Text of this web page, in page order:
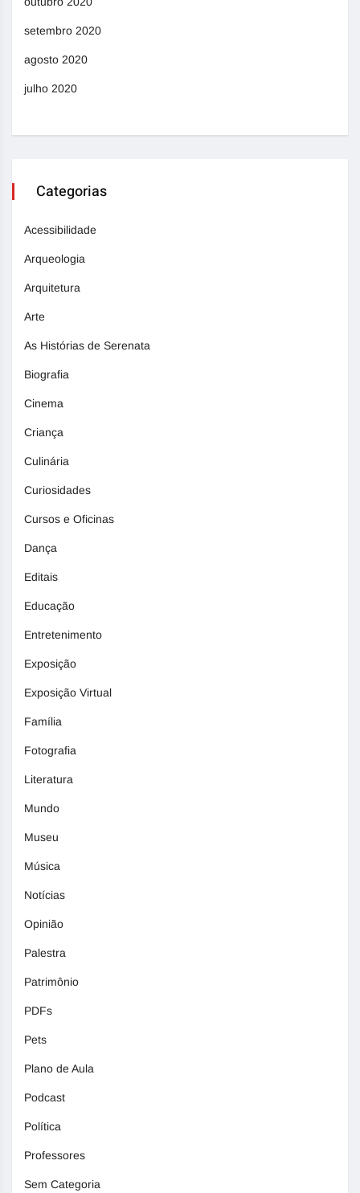
setembro 2020
agosto 2020
julho 2020
Categorias
Acessibilidade
Arqueologia
Arquitetura
Arte
As Histórias de Serenata
Biografia
Cinema
Criança
Culinária
Curiosidades
Cursos e Oficinas
Dança
Editais
Educação
Entretenimento
Exposição
Exposição Virtual
Família
Fotografia
Literatura
Mundo
Museu
Música
Notícias
Opinião
Palestra
Patrimônio
PDFs
Pets
Plano de Aula
Podcast
Política
Professores
Sem Categoria